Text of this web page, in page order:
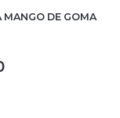
MANGO DE GOMA